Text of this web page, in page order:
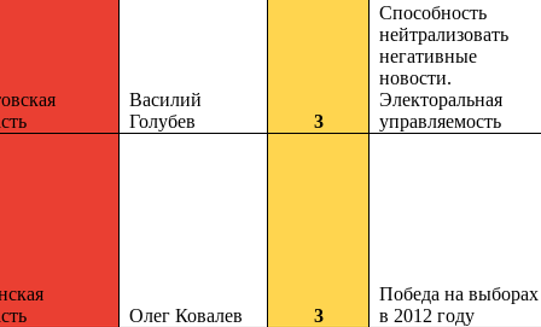
Василий
Голубев
3
Способность
нейтрализовать
негативные
новости.
Электоральная
управляемость
Олег Ковалев 3
Победа на выборах
в 2012 году